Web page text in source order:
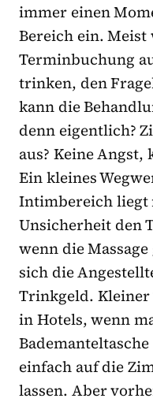
immer einen
Bereich ein.
Terminbuchung
trinken, den
kann die
denn eigentlich?
aus? Keine
Ein kleines
Intimbereich liegt
Unsicherheit den
wenn die
sich die
Trinkgeld.
in Hotels, wenn
einfach auf die
lassen. Aber